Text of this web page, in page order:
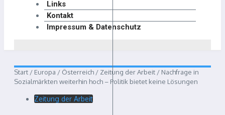
Links
Kontakt
Impressum & Datenschutz
Start / Europa / Österreich / Zeitung der Arbeit / Nachfrage in
Sozialmärkten weiterhin hoch – Politik bietet keine Lösungen
Zeitung der Arbeit